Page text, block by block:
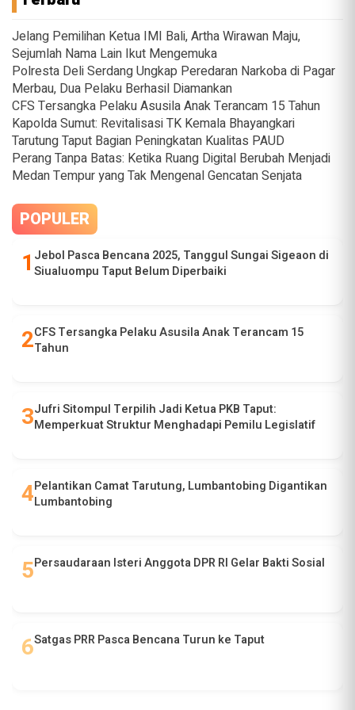
Jelang Pemilihan Ketua IMI Bali, Artha Wirawan Maju,
Sejumlah Nama Lain Ikut Mengemuka
Polresta Deli Serdang Ungkap Peredaran Narkoba di Pagar
Merbau, Dua Pelaku Berhasil Diamankan
CFS Tersangka Pelaku Asusila Anak Terancam 15 Tahun
Kapolda Sumut: Revitalisasi TK Kemala Bhayangkari
Tarutung Taput Bagian Peningkatan Kualitas PAUD
Perang Tanpa Batas: Ketika Ruang Digital Berubah Menjadi
Medan Tempur yang Tak Mengenal Gencatan Senjata
POPULER
Jebol Pasca Bencana 2025, Tanggul Sungai Sigeaon di
Siualuompu Taput Belum Diperbaiki
CFS Tersangka Pelaku Asusila Anak Terancam 15
Tahun
Jufri Sitompul Terpilih Jadi Ketua PKB Taput:
Memperkuat Struktur Menghadapi Pemilu Legislatif
Pelantikan Camat Tarutung, Lumbantobing Digantikan
Lumbantobing
Persaudaraan Isteri Anggota DPR RI Gelar Bakti Sosial
Satgas PRR Pasca Bencana Turun ke Taput